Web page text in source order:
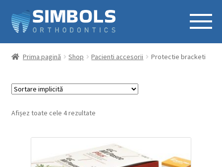
Prima pagină Shop Pacienti accesorii Protectie bracketi
Afișez toate cele 4 rezultate